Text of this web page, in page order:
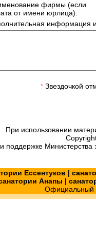
фирмы (если
от имени юрлица):
информация
* Звездочкой
При использовании
поддержке Министерства
Ессентуков |
Анапы |
Официальный